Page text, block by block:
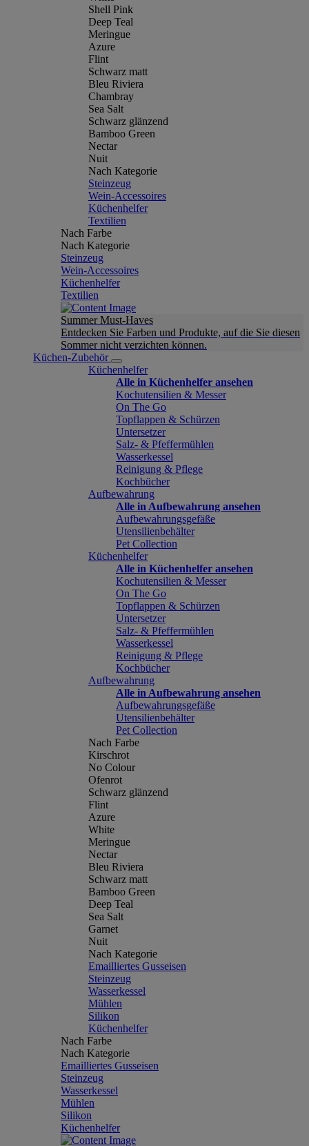
Shell Pink
Deep Teal
Meringue
Azure
Flint
Schwarz matt
Bleu Riviera
Chambray
Sea Salt
Schwarz glänzend
Bamboo Green
Nectar
Nuit
Nach Kategorie
Steinzeug
Wein-Accessoires
Küchenhelfer
Textilien
Nach Farbe
Nach Kategorie
Steinzeug
Wein-Accessoires
Küchenhelfer
Textilien
Summer Must-Haves
Entdecken Sie Farben und Produkte, auf die Sie diesen
Sommer nicht verzichten können.
Küchen-Zubehör
Küchenhelfer
Alle in Küchenhelfer ansehen
Kochutensilien & Messer
On The Go
Topflappen & Schürzen
Untersetzer
Salz- & Pfeffermühlen
Wasserkessel
Reinigung & Pflege
Kochbücher
Aufbewahrung
Alle in Aufbewahrung ansehen
Aufbewahrungsgefäße
Utensilienbehälter
Pet Collection
Küchenhelfer
Alle in Küchenhelfer ansehen
Kochutensilien & Messer
On The Go
Topflappen & Schürzen
Untersetzer
Salz- & Pfeffermühlen
Wasserkessel
Reinigung & Pflege
Kochbücher
Aufbewahrung
Alle in Aufbewahrung ansehen
Aufbewahrungsgefäße
Utensilienbehälter
Pet Collection
Nach Farbe
Kirschrot
No Colour
Ofenrot
Schwarz glänzend
Flint
Azure
White
Meringue
Nectar
Bleu Riviera
Schwarz matt
Bamboo Green
Deep Teal
Sea Salt
Garnet
Nuit
Nach Kategorie
Emailliertes Gusseisen
Steinzeug
Wasserkessel
Mühlen
Silikon
Küchenhelfer
Nach Farbe
Nach Kategorie
Emailliertes Gusseisen
Steinzeug
Wasserkessel
Mühlen
Silikon
Küchenhelfer